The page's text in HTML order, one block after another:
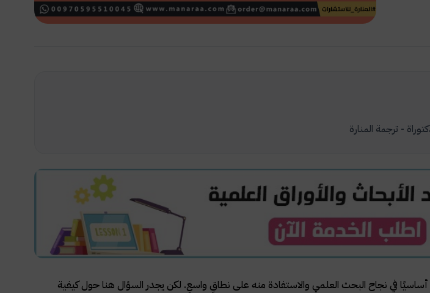
- ترجمة المنارة
أساسيًا في نجاح البحث العلمي والاستفادة منه على نطاقٍ واسعٍ. لكن يجدر السؤال هنا حول كيفية